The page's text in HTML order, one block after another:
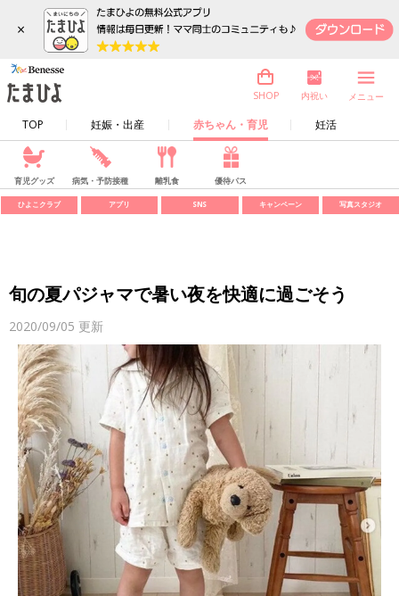
×
TOP 妊娠・出産 赤ちゃん・育児 妊活
SHOP 内祝い メニュー
育児グッズ 病気・予防接種 離乳食 優待パス
ひよこクラブ アプリ SNS キャンペーン 写真スタジオ
旬の夏パジャマで暑い夜を快適に過ごそう
2020/09/05 更新